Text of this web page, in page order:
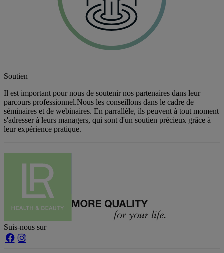
Soutien
Il est important pour nous de soutenir nos partenaires dans leur
parcours professionnel.Nous les conseillons dans le cadre de
séminaires et de webinaires. En parrallèle, ils peuvent à tout moment
s'adresser à leurs managers, qui sont d'un soutien précieux grâce à
leur expérience pratique.
Suis-nous sur